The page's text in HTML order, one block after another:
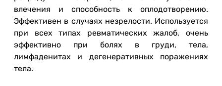
влечения и способность к оплодотворению.
Эффективен в случаях незрелости. Используется
при всех типах ревматических жалоб, очень
эффективно при болях в груди, тела,
лимфаденитах и дегенеративных поражениях
тела.